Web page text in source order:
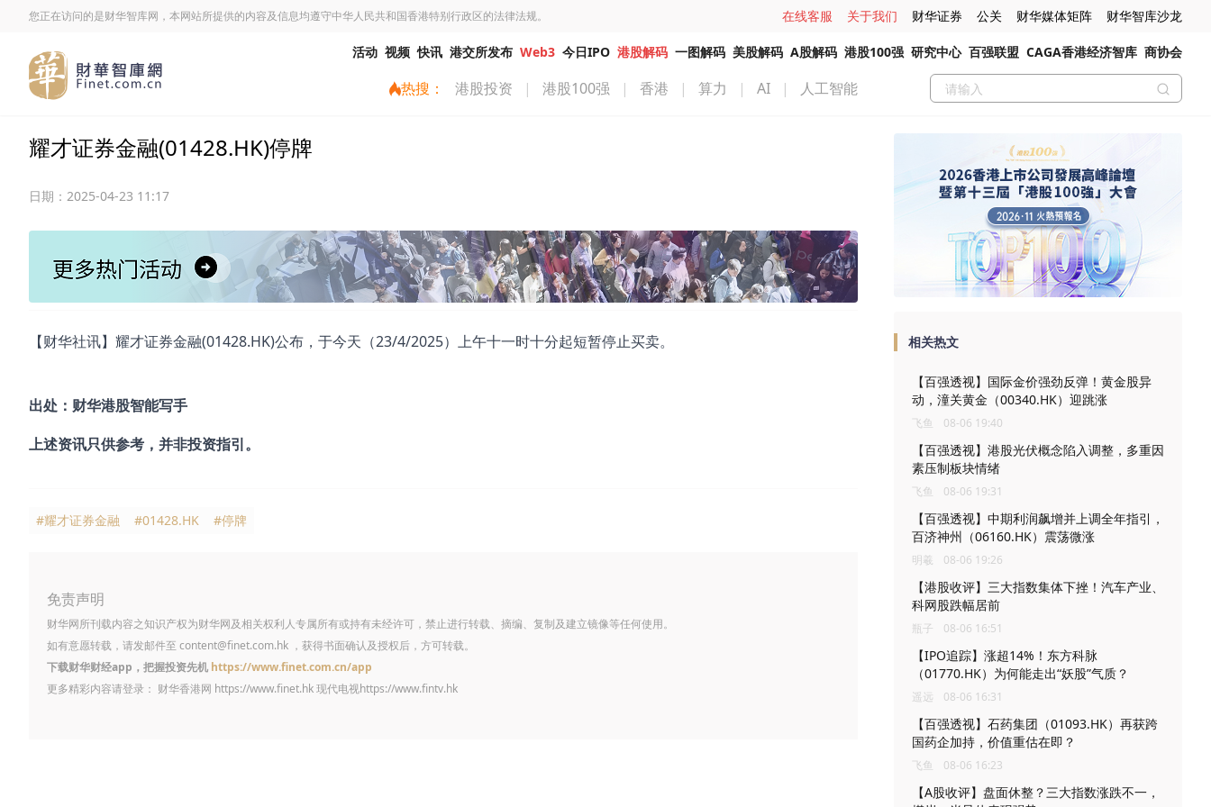
您正在访问的是财华智库网，本网站所提供的内容及信息均遵守中华人民共和国香港特别行政区的法律法规。 在线客服 关于我们 财华证券 公关 财华媒体矩阵 财华智库沙龙
活动 视频 快讯 港交所发布 Web3 今日IPO 港股解码 一图解码 美股解码 A股解码 港股100强 研究中心 百强联盟 CAGA香港经济智库 商协会
热搜： 港股投资 | 港股100强 | 香港 | 算力 | AI | 人工智能
耀才证券金融(01428.HK)停牌
日期： 2025-04-23 11:17
【财华社讯】耀才证券金融(01428.HK)公布，于今天（23/4/2025）上午十一时十分起短暂停止买卖。
出处：财华港股智能写手
上述资讯只供参考，并非投资指引。
#耀才证券金融 #01428.HK #停牌
免责声明
财华网所刊载内容之知识产权为财华网及相关权利人专属所有或持有未经许可，禁止进行转载、摘编、复制及建立镜像等任何使用。
如有意愿转载，请发邮件至 content@finet.com.hk ，获得书面确认及授权后，方可转载。
下载财华财经app，把握投资先机 https://www.finet.com.cn/app
更多精彩内容请登录： 财华香港网 https://www.finet.hk现代电视https://www.fintv.hk
相关热文
【百强透视】国际金价强劲反弹！黄金股异
动，潼关黄金（00340.HK）迎跳涨
飞鱼 08-06 19:40
【百强透视】港股光伏概念陷入调整，多重因
素压制板块情绪
飞鱼 08-06 19:31
【百强透视】中期利润飙增并上调全年指引，
百济神州（06160.HK）震荡微涨
明羲 08-06 19:26
【港股收评】三大指数集体下挫！汽车产业、
科网股跌幅居前
瓶子 08-06 16:51
【IPO追踪】涨超14%！东方科脉
（01770.HK）为何能走出“妖股”气质？
遥远 08-06 16:31
【百强透视】石药集团（01093.HK）再获跨
国药企加持，价值重估在即？
飞鱼 08-06 16:23
【A股收评】盘面休整？三大指数涨跌不一，